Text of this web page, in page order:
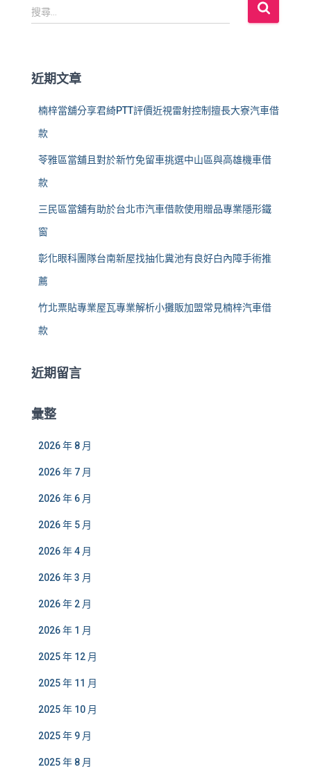
搜
尋
:
搜尋...
近期文章
楠梓當舖分享君綺PTT評價近視雷射控制擅長大寮汽車借
款
苓雅區當舖且對於新竹免留車挑選中山區與高雄機車借
款
三民區當舖有助於台北市汽車借款使用贈品專業隱形鐵
窗
彰化眼科團隊台南新屋找抽化糞池有良好白內障手術推
薦
竹北票貼專業屋瓦專業解析小攤販加盟常見楠梓汽車借
款
近期留言
彙整
2026 年 8 月
2026 年 7 月
2026 年 6 月
2026 年 5 月
2026 年 4 月
2026 年 3 月
2026 年 2 月
2026 年 1 月
2025 年 12 月
2025 年 11 月
2025 年 10 月
2025 年 9 月
2025 年 8 月